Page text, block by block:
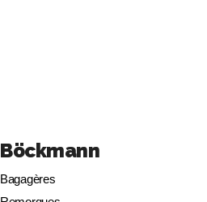
Böckmann
Bagagères